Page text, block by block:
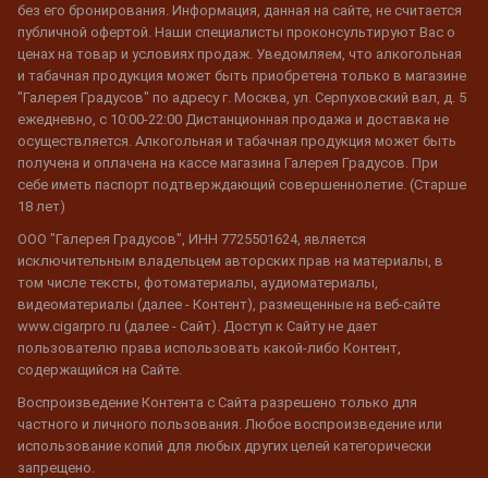
без его бронирования. Информация, данная на сайте, не считается
публичной офертой. Наши специалисты проконсультируют Вас о
ценах на товар и условиях продаж. Уведомляем, что алкогольная
и табачная продукция может быть приобретена только в магазине
"Галерея Градусов" по адресу г. Москва, ул. Серпуховский вал, д. 5
ежедневно, с 10:00-22:00 Дистанционная продажа и доставка не
осуществляется. Алкогольная и табачная продукция может быть
получена и оплачена на кассе магазина Галерея Градусов. При
себе иметь паспорт подтверждающий совершеннолетие. (Старше
18 лет)
ООО "Галерея Градусов", ИНН 7725501624, является
исключительным владельцем авторских прав на материалы, в
том числе тексты, фотоматериалы, аудиоматериалы,
видеоматериалы (далее - Контент), размещенные на веб-сайте
www.cigarpro.ru (далее - Сайт). Доступ к Сайту не дает
пользователю права использовать какой-либо Контент,
содержащийся на Сайте.
Воспроизведение Контента с Сайта разрешено только для
частного и личного пользования. Любое воспроизведение или
использование копий для любых других целей категорически
запрещено.